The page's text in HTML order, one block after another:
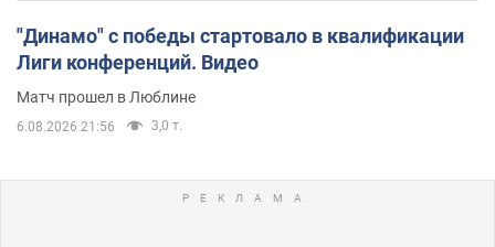
"Динамо" с победы стартовало в квалификации
Лиги конференций. Видео
Матч прошел в Люблине
6.08.2026 21:56 3,0 т.